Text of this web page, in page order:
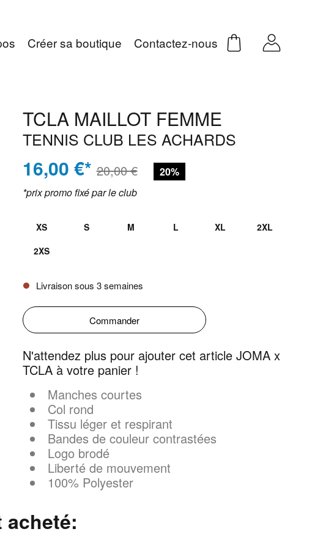
Créer sa boutique Contactez-nous
TCLA MAILLOT FEMME
TENNIS CLUB LES ACHARDS
16,00 €*20,00 €
20%
*prix promo fixé par le club
XS S M L XL
2XL
2XS
 Livraison sous 3 semaines
Commander
N'attendez plus pour ajouter cet article JOMA x
TCLA à votre panier !
Manches courtes
Col rond
Tissu léger et respirant
Bandes de couleur contrastées
Logo brodé
Liberté de mouvement
100% Polyester